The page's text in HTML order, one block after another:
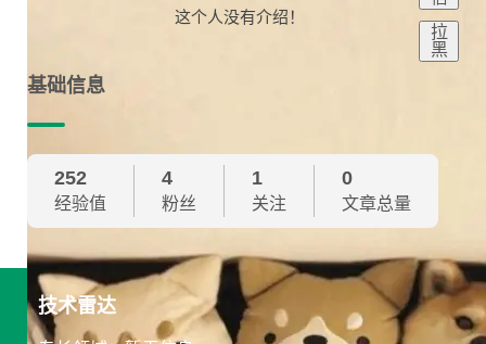
这个人没有介绍！
拉
黑
基础信息
252
经验值
4
粉丝
1
关注
0
文章总量
技术雷达